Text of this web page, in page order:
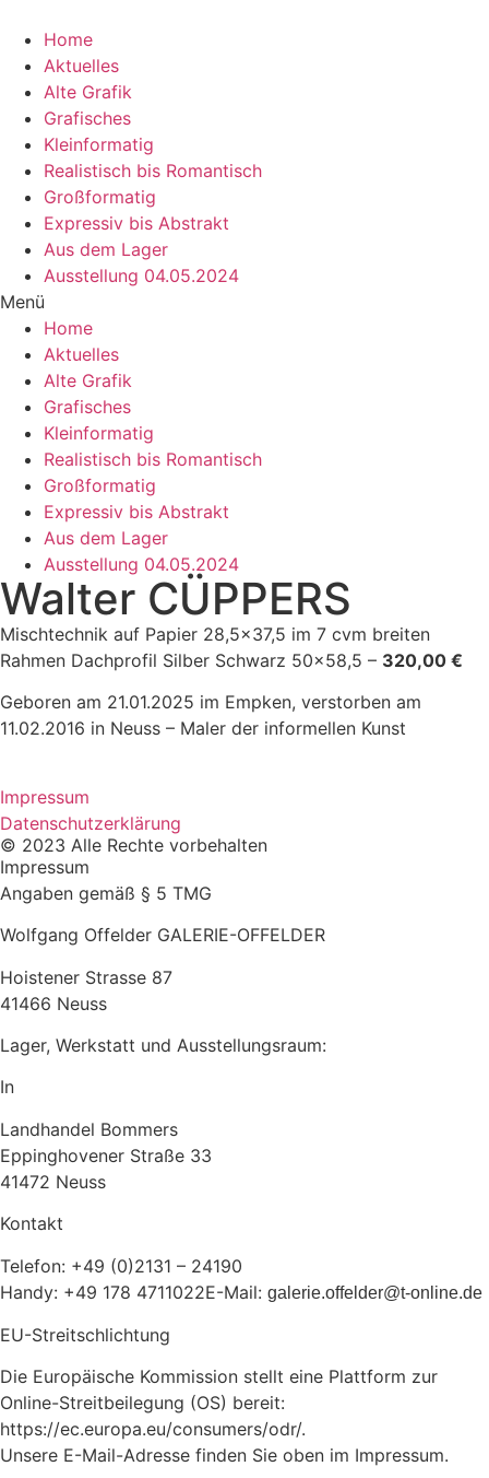
Inhalt
wechseln
Home
Aktuelles
Alte Grafik
Grafisches
Kleinformatig
Realistisch bis Romantisch
Großformatig
Expressiv bis Abstrakt
Aus dem Lager
Ausstellung 04.05.2024
Menü
Home
Aktuelles
Alte Grafik
Grafisches
Kleinformatig
Realistisch bis Romantisch
Großformatig
Expressiv bis Abstrakt
Aus dem Lager
Ausstellung 04.05.2024
Walter CÜPPERS
Mischtechnik auf Papier 28,5×37,5 im 7 cvm breiten
Rahmen Dachprofil Silber Schwarz 50×58,5 – 320,00 €
Geboren am 21.01.2025 im Empken, verstorben am
11.02.2016 in Neuss – Maler der informellen Kunst
Impressum
Datenschutzerklärung
© 2023 Alle Rechte vorbehalten
Impressum
Angaben gemäß § 5 TMG
Wolfgang Offelder GALERIE-OFFELDER
Hoistener Strasse 87
41466 Neuss
Lager, Werkstatt und Ausstellungsraum:
In
Landhandel Bommers
Eppinghovener Straße 33
41472 Neuss
Kontakt
Telefon: +49 (0)2131 – 24190
Handy: +49 178 4711022E-Mail: galerie.offelder@t-online.de
EU-Streitschlichtung
Die Europäische Kommission stellt eine Plattform zur
Online-Streitbeilegung (OS) bereit:
https://ec.europa.eu/consumers/odr/.
Unsere E-Mail-Adresse finden Sie oben im Impressum.